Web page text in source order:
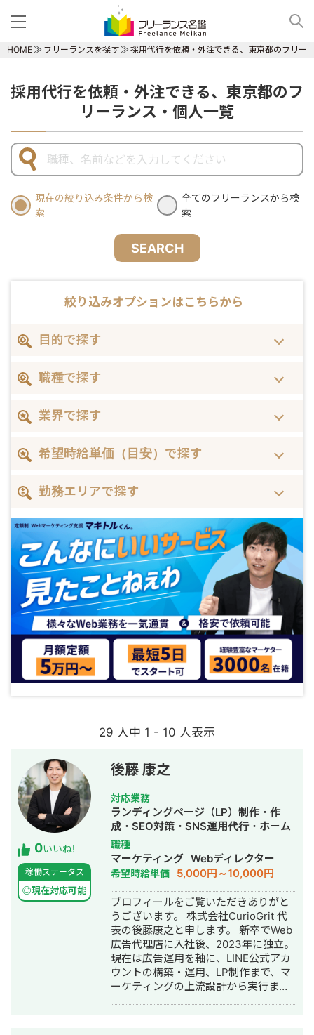
HOME フリーランスを探す 採用代行を依頼・外注できる、東京都のフリー
採用代行を依頼・外注できる、東京都のフ
リーランス・個人一覧
現在の絞り込み条件から検
索
全てのフリーランスから検
索
SEARCH
絞り込みオプションはこちらから
目的で探す
職種で探す
業界で探す
希望時給単価（目安）で探す
勤務エリアで探す
29 人中 1 - 10 人表示
0いいね!
稼働ステータス
◎現在対応可能
後藤 康之
対応業務
ランディングページ（LP）制作・作
成・SEO対策・SNS運用代行・ホーム
ページ制作・作成・バナー制作・デザ
イン・リスティング広告運用代行・オ
ウンドメディア制作・構築・運用代
行・採用代行・AI活用
職種
マーケティング Webディレクター
希望時給単価 5,000円～10,000円
プロフィールをご覧いただきありがと
うございます。 株式会社CurioGrit 代
表の後藤康之と申します。 新卒でWeb
広告代理店に入社後、2023年に独立。
現在は広告運用を軸に、LINE公式アカ
ウントの構築・運用、LP制作まで、マ
ーケティングの上流設計から実行まで